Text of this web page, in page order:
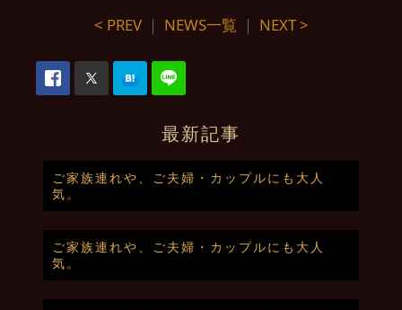
< PREV｜ NEWS一覧 ｜ NEXT >
最新記事
ご家族連れや、ご夫婦・カップルにも大人
気。
ご家族連れや、ご夫婦・カップルにも大人
気。